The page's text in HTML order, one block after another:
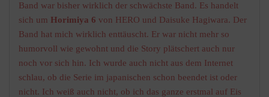
Band war bisher wirklich der schwächste Band. Es handelt
sich um Horimiya 6 von HERO und Daisuke Hagiwara. Der
Band hat mich wirklich enttäuscht. Er war nicht mehr so
humorvoll wie gewohnt und die Story plätschert auch nur
noch vor sich hin. Ich wurde auch nicht aus dem Internet
schlau, ob die Serie im japanischen schon beendet ist oder
nicht. Ich weiß auch nicht, ob ich das ganze erstmal auf Eis